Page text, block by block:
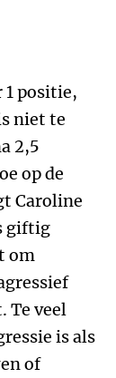
1 positie,
niet te
2,5
op de
Caroline
giftig
om
Te veel
is als
of